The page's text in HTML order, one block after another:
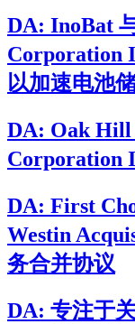
DA: InoBat
Corporation
以加速电池
DA: Oak Hill
Corporation
DA: First
Westin
务合并协议
DA: 专注于